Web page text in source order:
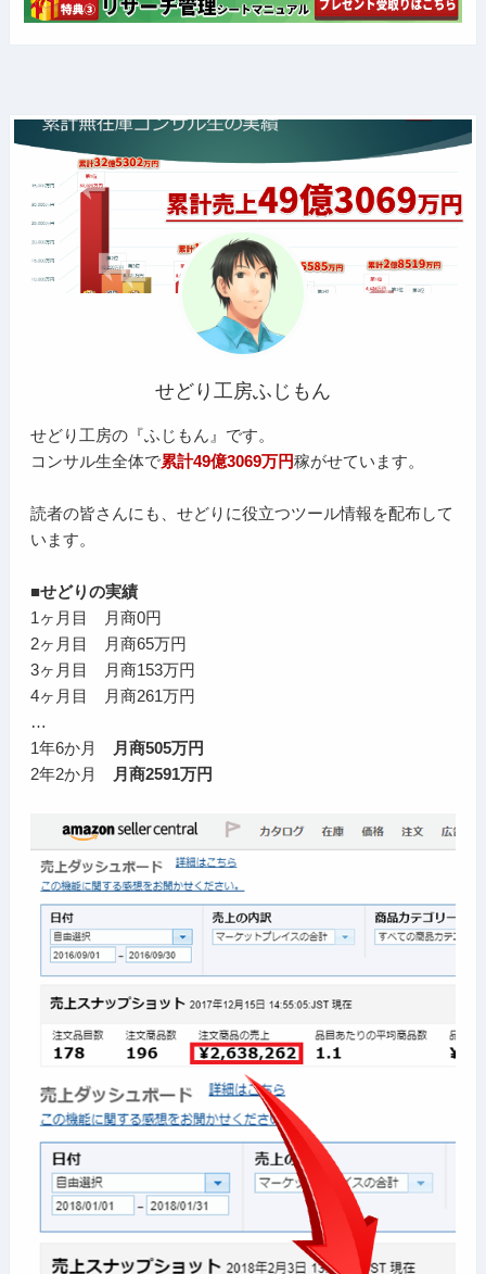
せどり工房ふじもん
せどり工房の『ふじもん』です。
コンサル生全体で累計49億3069万円稼がせています。
読者の皆さんにも、せどりに役立つツール情報を配布して
います。
■せどりの実績
1ヶ月目 月商0円
2ヶ月目 月商65万円
3ヶ月目 月商153万円
4ヶ月目 月商261万円
…
1年6か月
月商505万円
2年2か月
月商2591万円